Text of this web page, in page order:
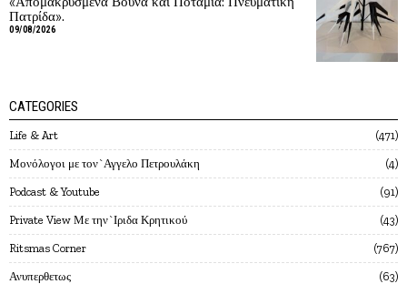
Πατρίδα».
09/08/2026
CATEGORIES
Life & Art 471
Mονόλογοι με τον`Αγγελο Πετρουλάκη 4
Podcast & Youtube 91
Private View Με την`Ιριδα Κρητικού 43
Ritsmas Corner 767
Ανυπερθετως 63